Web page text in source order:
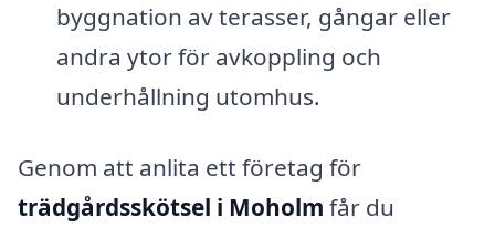
byggnation av terasser, gångar eller
andra ytor för avkoppling och
underhållning utomhus.
Genom att anlita ett företag för
trädgårdsskötsel i Moholm får du